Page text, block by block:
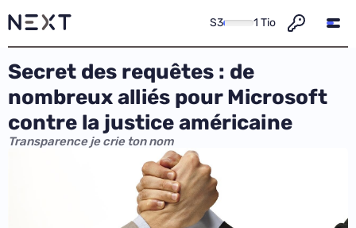
S3 1 Tio
Secret des requêtes : de
nombreux alliés pour Microsoft
contre la justice américaine
Transparence je crie ton nom